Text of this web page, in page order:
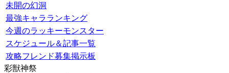
未開の幻洞
最強キャラランキング
今週のラッキーモンスター
スケジュール＆記事一覧
攻略フレンド募集掲示板
彩獣神祭